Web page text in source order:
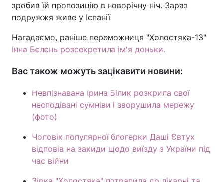
зробив їй пропозицію в новорічну ніч. Зараз
подружжя живе у Іспанії.
Нагадаємо, раніше переможниця "Холостяка-13"
Інна Бєлєнь розсекретила ім'я доньки.
Вас також можуть зацікавити новини:
Невпізнавана Ірина Білик розкрила свої
несподівані сумніви і зворушила мережу
(фото)
Чоловік популярної блогерки Даші Євтух
відповів на закиди щодо виїзду з України під
час війни